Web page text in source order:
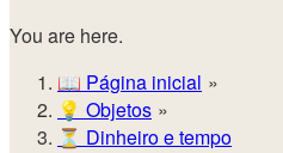
You are here.
📖 Página inicial
💡️ Objetos
⏳ Dinheiro e tempo